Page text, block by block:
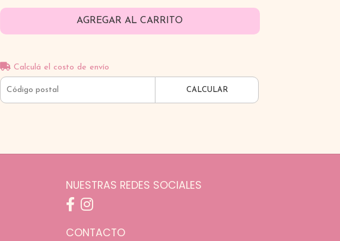
AGREGAR AL CARRITO
Calculá el costo de envío
CALCULAR
NUESTRAS REDES SOCIALES
CONTACTO